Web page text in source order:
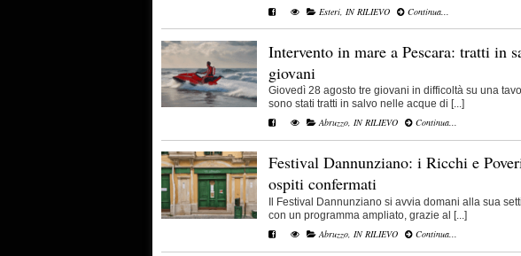
Esteri IN RILIEVO Continua...
Intervento in mare a Pescara: tratti in
giovani
Giovedì 28 agosto tre giovani in difficoltà su una
sono stati tratti in salvo nelle acque di [...]
Abruzzo, IN RILIEVO Continua...
Festival Dannunziano: i Ricchi e
ospiti confermati
Il Festival Dannunziano si avvia domani alla sua
con un programma ampliato, grazie al [...]
Abruzzo, IN RILIEVO Continua...